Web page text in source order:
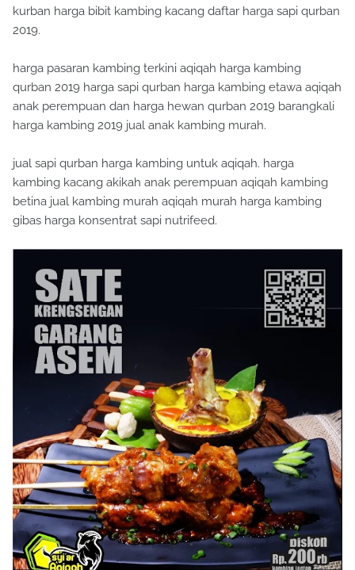
kurban harga bibit kambing kacang daftar harga sapi qurban
2019.
harga pasaran kambing terkini aqiqah harga kambing
qurban 2019 harga sapi qurban harga kambing etawa aqiqah
anak perempuan dan harga hewan qurban 2019 barangkali
harga kambing 2019 jual anak kambing murah.
jual sapi qurban harga kambing untuk aqiqah. harga
kambing kacang akikah anak perempuan aqiqah kambing
betina jual kambing murah aqiqah murah harga kambing
gibas harga konsentrat sapi nutrifeed.